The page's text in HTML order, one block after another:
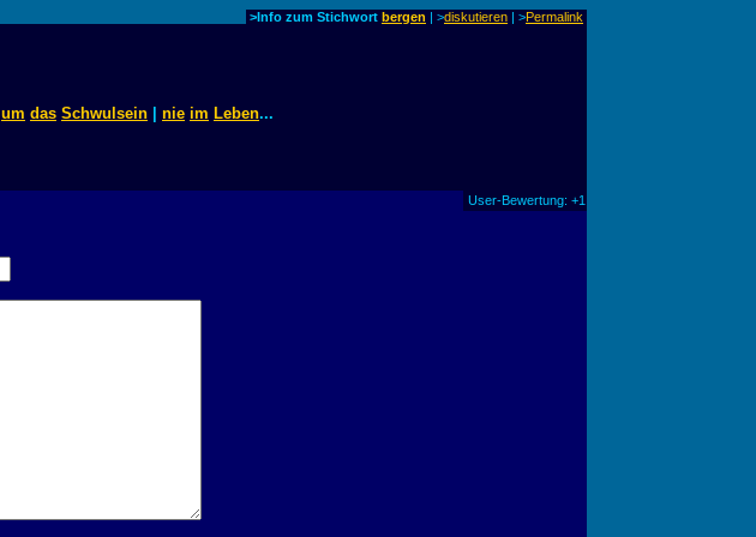
>Info zum Stichwort bergen | >diskutieren | >Permalink
um das Schwulsein nie im Leben...
User-Bewertung: +1